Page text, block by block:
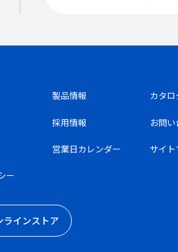
製品情報 カタ
採用情報 お問
営業日カレンダー サイ
ー
ラインストア